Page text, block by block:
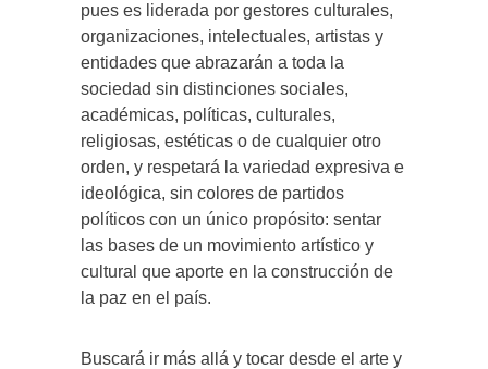
pues es liderada por gestores culturales,
organizaciones, intelectuales, artistas y
entidades que abrazarán a toda la
sociedad sin distinciones sociales,
académicas, políticas, culturales,
religiosas, estéticas o de cualquier otro
orden, y respetará la variedad expresiva e
ideológica, sin colores de partidos
políticos con un único propósito: sentar
las bases de un movimiento artístico y
cultural que aporte en la construcción de
la paz en el país.
Buscará ir más allá y tocar desde el arte y